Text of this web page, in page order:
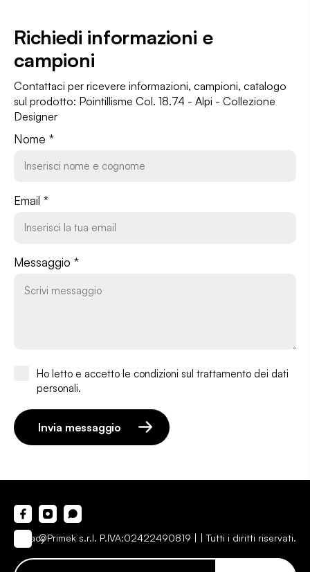
Richiedi informazioni e
campioni
Contattaci per ricevere informazioni, campioni, catalogo
sul prodotto: Pointillisme Col. 18.74 - Alpi - Collezione
Designer
Nome *
Email *
Messaggio *
Ho letto e accetto le condizioni sul trattamento dei dati
personali.
Invia messaggio
©Primek s.r.l. P.IVA:02422490819 |
Privacy | Tutti i diritti riservati.